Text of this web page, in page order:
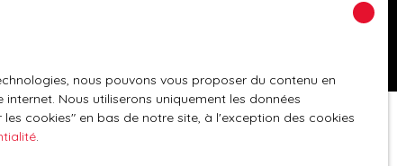
nous pouvons vous proposer du contenu en
Nous utiliserons uniquement les données
cookies″ en bas de notre site, à l'exception des cookies
.